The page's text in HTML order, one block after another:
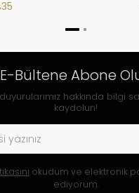
E-Bültene Abone
hakkında bilgi
kaydolun!
okudum ve elektronik
ediyorum.